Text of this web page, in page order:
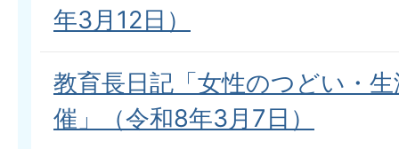
年3月12日）
教育長日記「女性のつどい・
催」（令和8年3月7日）